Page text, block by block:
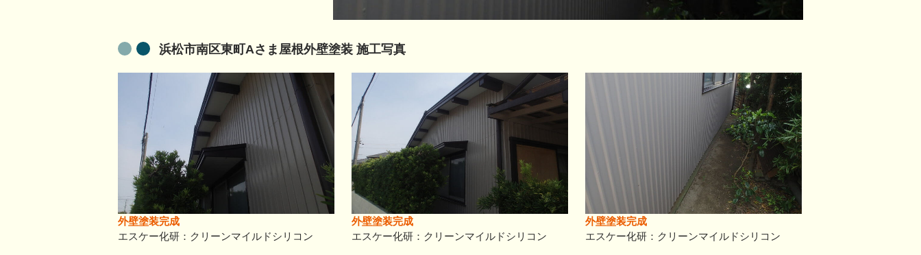
浜松市南区東町Aさま屋根外壁塗装 施工写真
外壁塗装完成
エスケー化研：クリーンマイルドシリコン
外壁塗装完成
エスケー化研：クリーンマイルドシリコン
外壁塗装完成
エスケー化研：クリーンマイルドシリコン